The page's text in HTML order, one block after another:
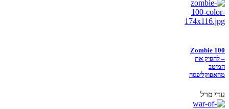
Zombie 100
– להפיק את
המיטב
מהאפוקליפסה
עדי פרל